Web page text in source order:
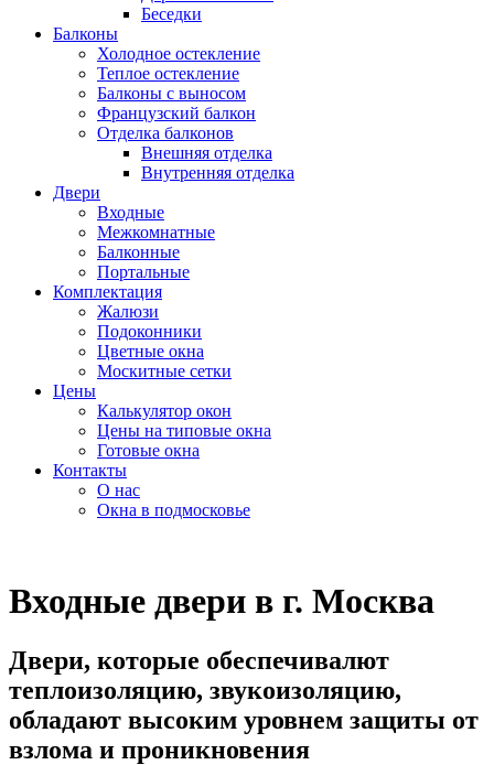
Беседки
Балконы
Холодное остекление
Теплое остекление
Балконы с выносом
Французский балкон
Отделка балконов
Внешняя отделка
Внутренняя отделка
Двери
Входные
Межкомнатные
Балконные
Портальные
Комплектация
Жалюзи
Подоконники
Цветные окна
Москитные сетки
Цены
Калькулятор окон
Цены на типовые окна
Готовые окна
Контакты
О нас
Окна в подмосковье
Входные двери в г. Москва
Двери, которые обеспечивалют
теплоизоляцию, звукоизоляцию,
обладают высоким уровнем защиты от
взлома и проникновения